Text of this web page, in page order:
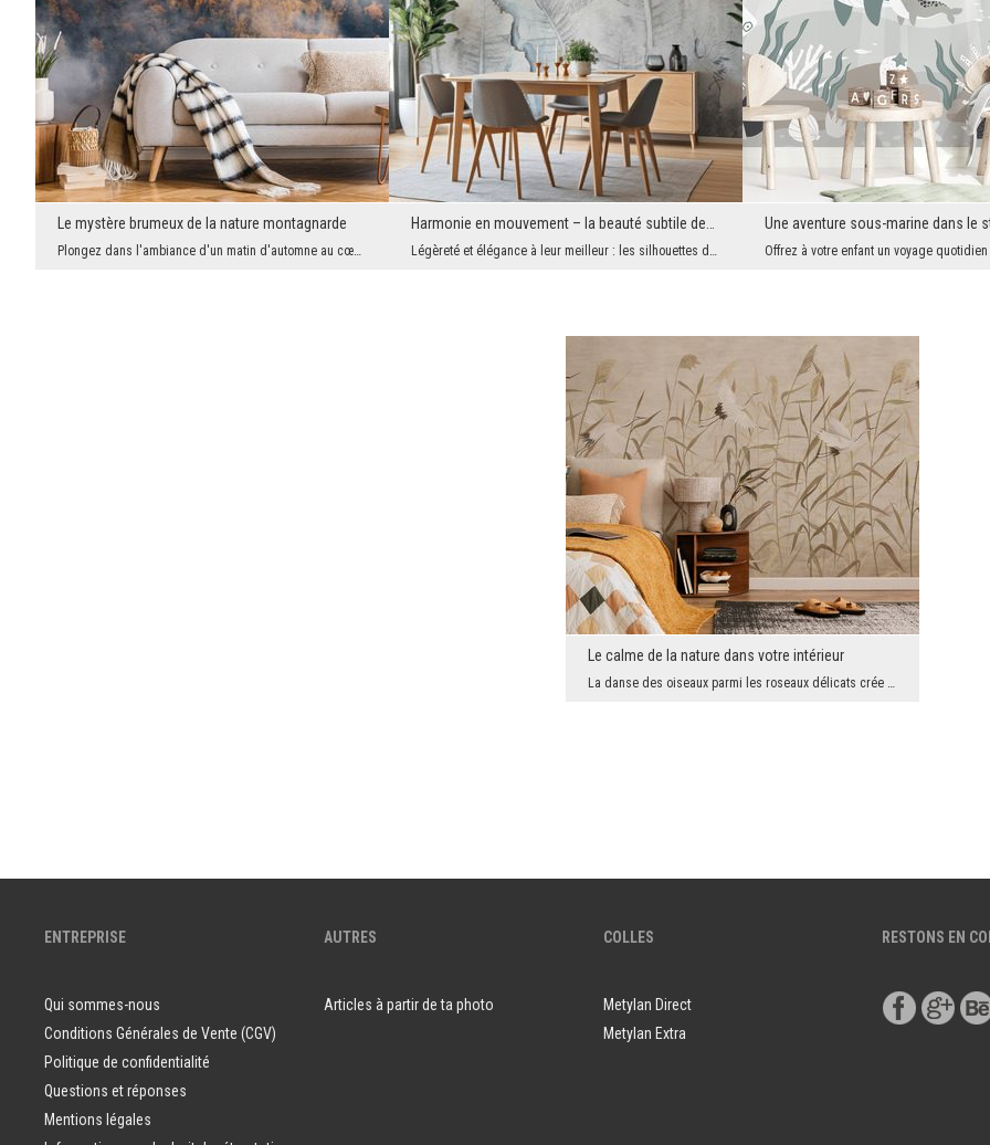
Le mystère brumeux de la nature montagnarde
Plongez dans l'ambiance d'un matin d'automne au cœur des montagnes, où les feuilles dorées se noi...
Harmonie en mouvement – ​​la beauté subtile des grues
Légèreté et élégance à leur meilleur : les silhouettes délicates des grues flottent dans les airs...
Le calme de la nature dans votre intérieur
La danse des oiseaux parmi les roseaux délicats crée un paysage pittoresque qui apporte harmonie ...
ENTREPRISE
Qui sommes-nous
Conditions Générales de Vente (CGV)
Politique de confidentialité
Questions et réponses
Mentions légales
AUTRES
Articles à partir de ta photo
COLLES
Metylan Direct
Metylan Extra
RESTONS EN